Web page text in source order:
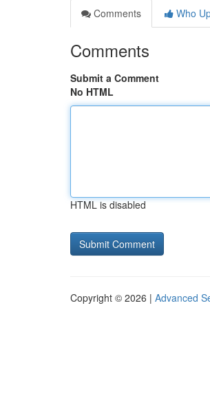
Comments
Who
Comments
Submit a Comment
No HTML
HTML is disabled
Copyright © 2026 | Advanced